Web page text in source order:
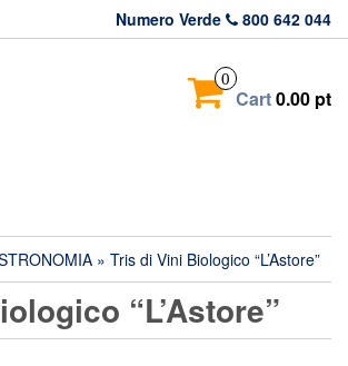
Numero Verde 800 642 044
0
Cart0.00 pt
» Tris di Vini Biologico “L’Astore”
“L’Astore”